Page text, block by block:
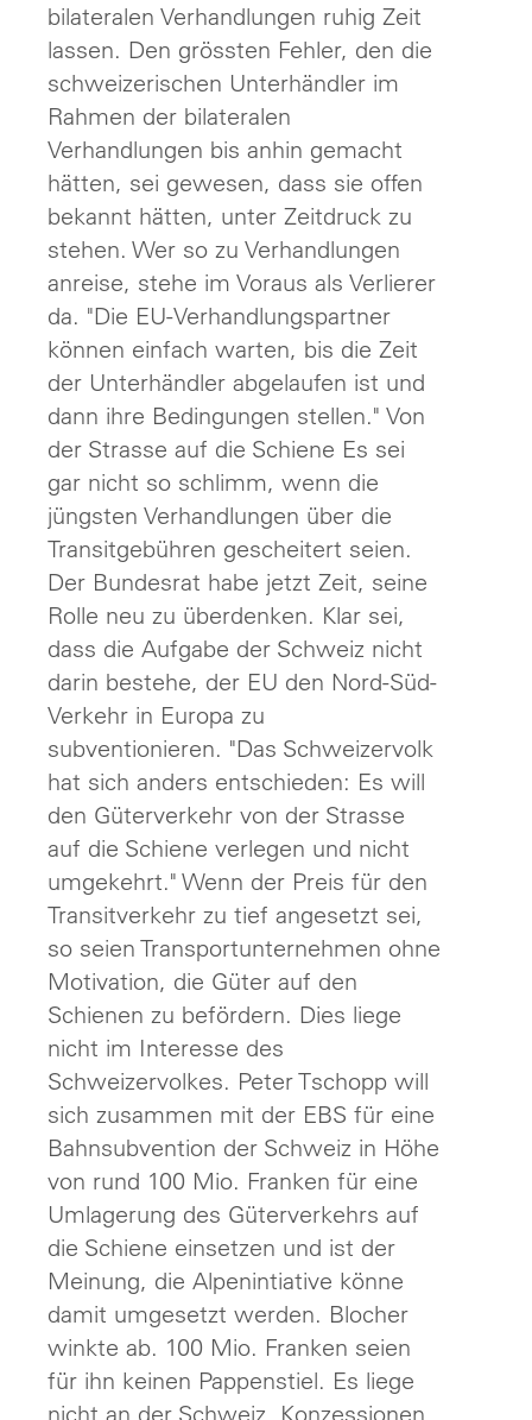
bilateralen Verhandlungen ruhig Zeit
lassen. Den grössten Fehler, den die
schweizerischen Unterhändler im
Rahmen der bilateralen
Verhandlungen bis anhin gemacht
hätten, sei gewesen, dass sie offen
bekannt hätten, unter Zeitdruck zu
stehen. Wer so zu Verhandlungen
anreise, stehe im Voraus als Verlierer
da. "Die EU-Verhandlungspartner
können einfach warten, bis die Zeit
der Unterhändler abgelaufen ist und
dann ihre Bedingungen stellen." Von
der Strasse auf die Schiene Es sei
gar nicht so schlimm, wenn die
jüngsten Verhandlungen über die
Transitgebühren gescheitert seien.
Der Bundesrat habe jetzt Zeit, seine
Rolle neu zu überdenken. Klar sei,
dass die Aufgabe der Schweiz nicht
darin bestehe, der EU den Nord-Süd-
Verkehr in Europa zu
subventionieren. "Das Schweizervolk
hat sich anders entschieden: Es will
den Güterverkehr von der Strasse
auf die Schiene verlegen und nicht
umgekehrt." Wenn der Preis für den
Transitverkehr zu tief angesetzt sei,
so seien Transportunternehmen ohne
Motivation, die Güter auf den
Schienen zu befördern. Dies liege
nicht im Interesse des
Schweizervolkes. Peter Tschopp will
sich zusammen mit der EBS für eine
Bahnsubvention der Schweiz in Höhe
von rund 100 Mio. Franken für eine
Umlagerung des Güterverkehrs auf
die Schiene einsetzen und ist der
Meinung, die Alpenintiative könne
damit umgesetzt werden. Blocher
winkte ab. 100 Mio. Franken seien
für ihn keinen Pappenstiel. Es liege
nicht an der Schweiz, Konzessionen